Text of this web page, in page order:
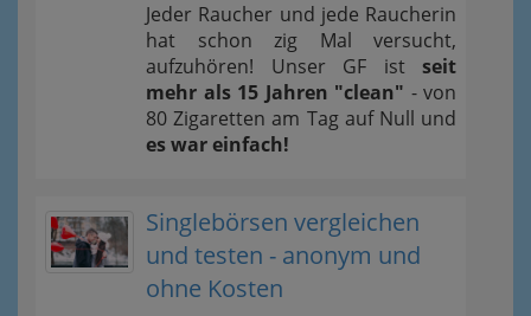
Jeder Raucher und jede Raucherin
hat schon zig Mal versucht,
aufzuhören! Unser GF ist seit
mehr als 15 Jahren "clean" - von
80 Zigaretten am Tag auf Null und
es war einfach!
Singlebörsen vergleichen
und testen - anonym und
ohne Kosten